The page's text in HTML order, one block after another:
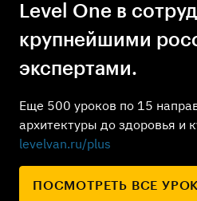
Level One в
крупнейшими
экспертами.
Еще 500 уроков по 15
архитектуры до здоровья и
levelvan.ru/plus
ПОСМОТРЕТЬ ВСЕ